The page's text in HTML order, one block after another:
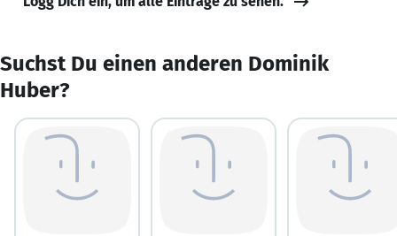
Suchst Du einen anderen Dominik
Huber?